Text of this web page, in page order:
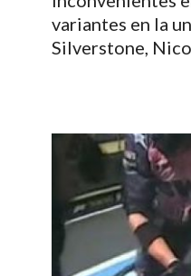
variantes en la
Silverstone,